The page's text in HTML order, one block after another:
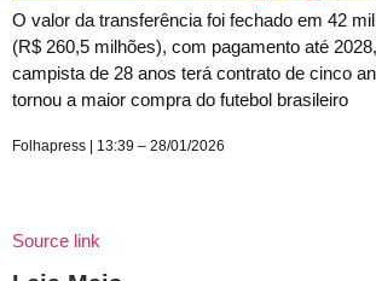
O valor da transferência foi fechado em 42
(R$ 260,5 milhões), com pagamento até
campista de 28 anos terá contrato de cinco
tornou a maior compra do futebol brasileiro
Folhapress | 13:39 – 28/01/2026
Source link